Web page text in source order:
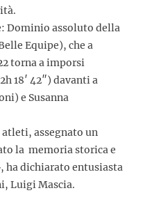
Dominio assoluto della
Equipe), che a
torna a imporsi
18′ 42″) davanti a
e Susanna
assegnato un
la memoria storica e
ha dichiarato entusiasta
Luigi Mascia.